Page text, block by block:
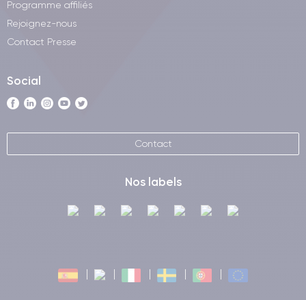
Programme affiliés
Rejoignez-nous
Contact Presse
Social
Contact
Nos labels